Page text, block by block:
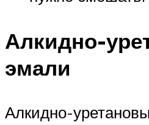
Алкидно-
эмали
Алкидно-